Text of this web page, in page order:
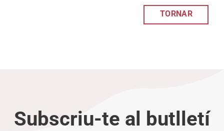
TORNAR
Subscriu-te al butlletí